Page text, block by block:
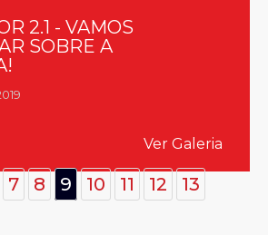
2.1 - VAMOS
SOBRE A
Ver Galeria
7 8 9 10 11 12 13